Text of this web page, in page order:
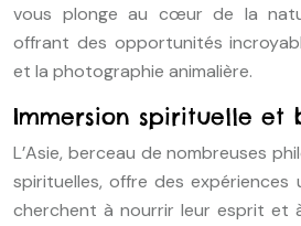
vous plonge au cœur de la
offrant des opportunités
et la photographie animalière.
Immersion spirituelle et
L’Asie, berceau de nombreuses
spirituelles, offre des expériences
cherchent à nourrir leur esprit et